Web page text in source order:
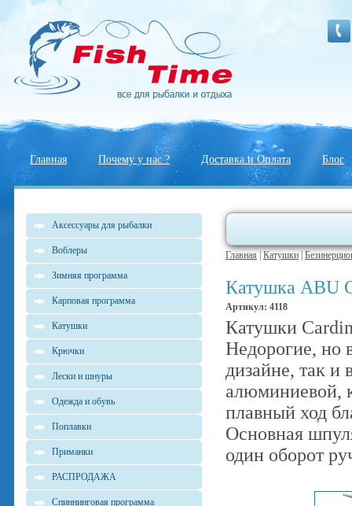
Главная Почему у нас ? Доставка и Оплата Блог
Аксессуары для рыбалки
Воблеры
Зимняя программа
Карповая программа
Катушки
Крючки
Лески и шнуры
Одежда и обувь
Поплавки
Приманки
РАСПРОДАЖА
Спиннинговая программа
Главная Катушки
Катушка ABU
Артикул: 4118
Катушки
Недорогие, но
дизайне, так и
алюминиевой,
плавный ход
Основная
один оборот